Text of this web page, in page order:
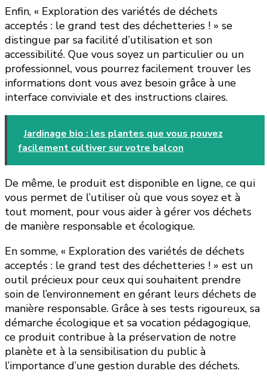
Enfin, « Exploration des variétés de déchets
acceptés : le grand test des déchetteries ! » se
distingue par sa facilité d’utilisation et son
accessibilité. Que vous soyez un particulier ou un
professionnel, vous pourrez facilement trouver les
informations dont vous avez besoin grâce à une
interface conviviale et des instructions claires.
Jardinage bio : les plantes que vous pouvez
facilement cultiver sur votre balcon
De même, le produit est disponible en ligne, ce qui
vous permet de l’utiliser où que vous soyez et à
tout moment, pour vous aider à gérer vos déchets
de manière responsable et écologique.
En somme, « Exploration des variétés de déchets
acceptés : le grand test des déchetteries ! » est un
outil précieux pour ceux qui souhaitent prendre
soin de l’environnement en gérant leurs déchets de
manière responsable. Grâce à ses tests rigoureux, sa
démarche écologique et sa vocation pédagogique,
ce produit contribue à la préservation de notre
planète et à la sensibilisation du public à
l’importance d’une gestion durable des déchets.